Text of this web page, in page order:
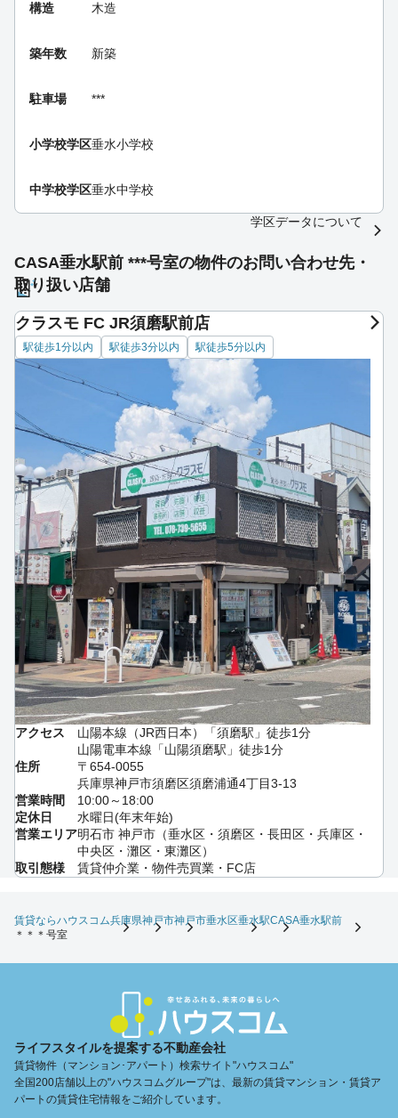
構造 木造
築年数 新築
駐車場 ***
小学校学区垂水小学校
中学校学区垂水中学校
学区データについて
CASA垂水駅前 ***号室の物件のお問い合わせ先・
取り扱い店舗
クラスモ FC JR須磨駅前店
駅徒歩1分以内 駅徒歩3分以内 駅徒歩5分以内
アクセス
山陽本線（JR西日本）「須磨駅」徒歩1分
山陽電車本線「山陽須磨駅」徒歩1分
住所
〒654-0055
兵庫県神戸市須磨区須磨浦通4丁目3-13
営業時間
10:00～18:00
定休日
水曜日(年末年始)
営業エリア明石市 神戸市（垂水区・須磨区・長田区・兵庫区・
中央区・灘区・東灘区）
取引態様
賃貸仲介業・物件売買業・FC店
賃貸ならハウスコム兵庫県神戸市神戸市垂水区垂水駅CASA垂水駅前
＊＊＊号室
ライフスタイルを提案する不動産会社
賃貸物件（マンション･アパート）検索サイト"ハウスコム"
全国200店舗以上の"ハウスコムグループ"は、最新の賃貸マンション・賃貸ア
パートの賃貸住宅情報をご紹介しています。